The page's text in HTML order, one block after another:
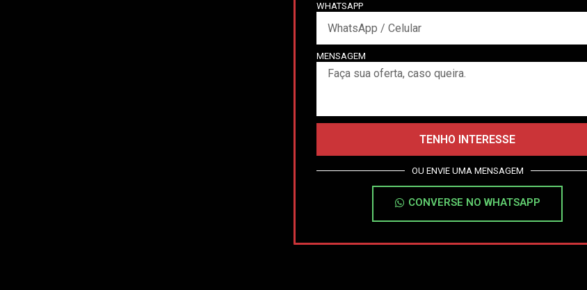
WHATSAPP
MENSAGEM
TENHO INTERESSE
OU ENVIE UMA MENSAGEM
CONVERSE NO WHATSAPP